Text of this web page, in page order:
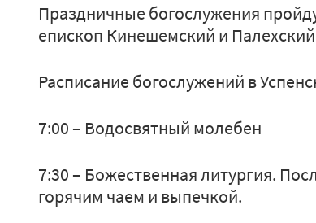
Праздничные богослужения
епископ Кинешемский и
Расписание богослужений в
7:00 – Водосвятный молебен
7:30 – Божественная литургия.
горячим чаем и выпечкой.